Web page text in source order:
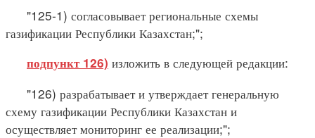
"125-1) согласовывает региональные схемы
газификации Республики Казахстан;";
подпункт 126) изложить в следующей редакции:
"126) разрабатывает и утверждает генеральную
схему газификации Республики Казахстан и
осуществляет мониторинг ее реализации;";